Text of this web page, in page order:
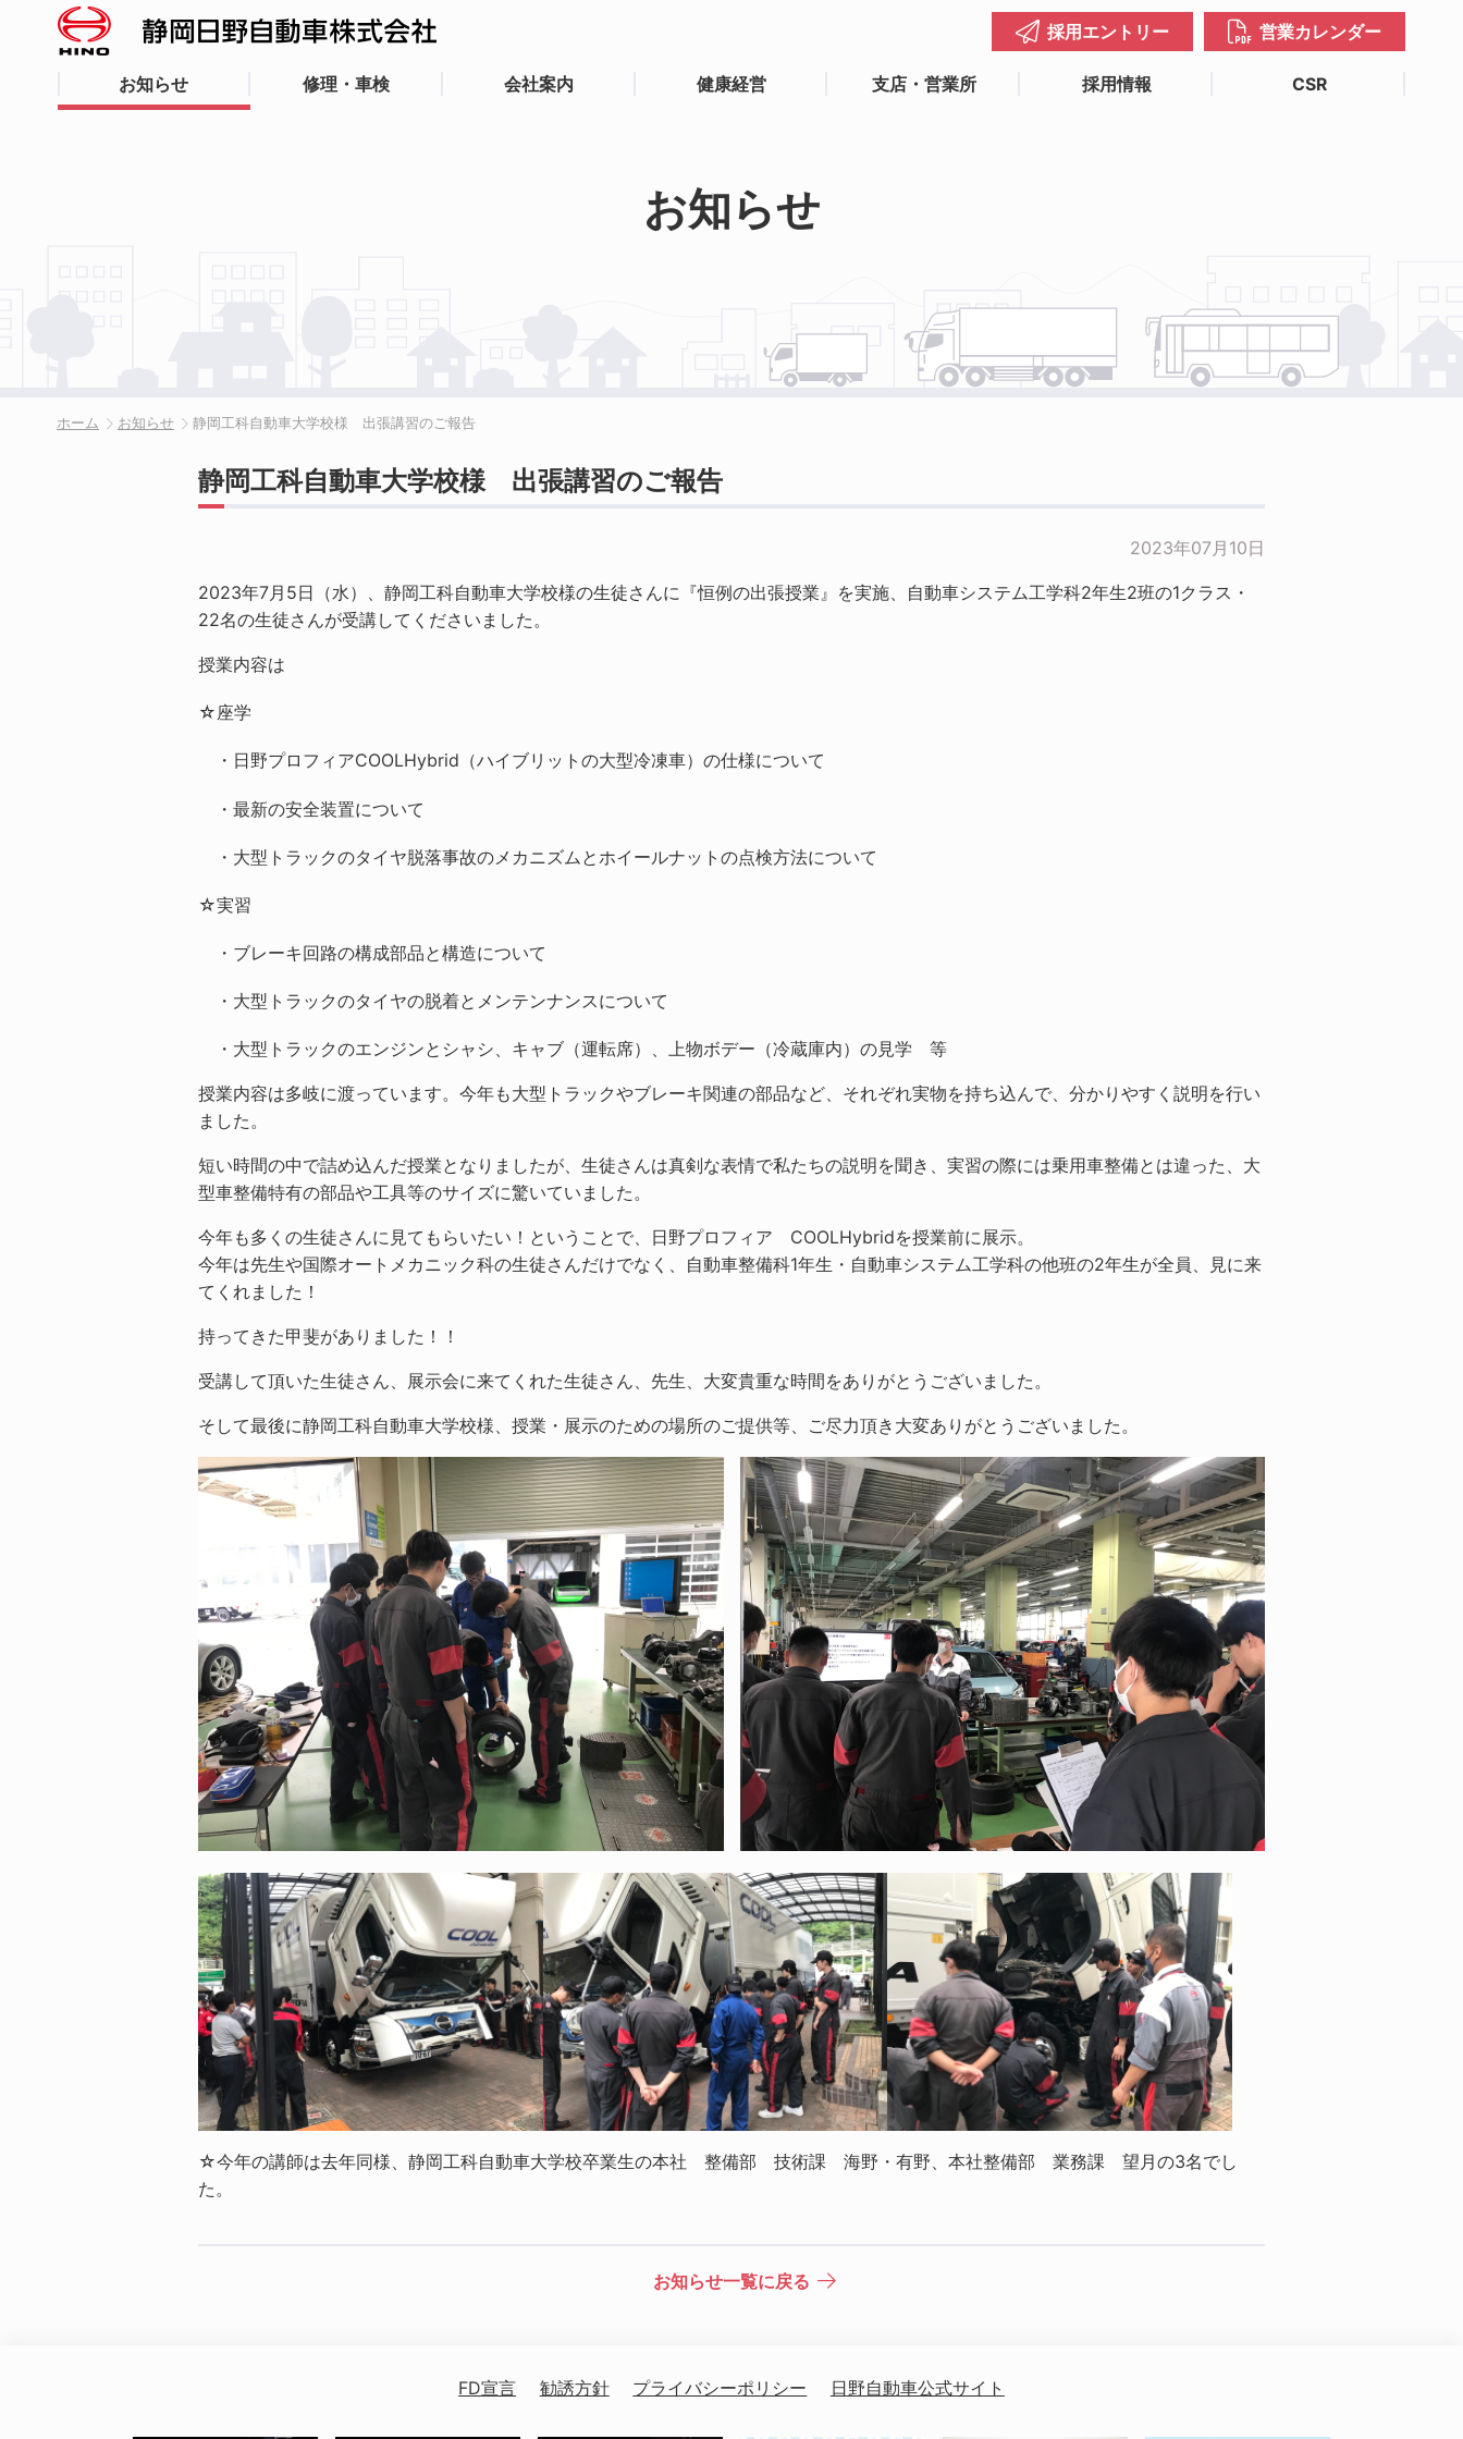
お知らせ 修理・車検 会社案内 健康経営 支店・営業所 採用情報 CSR
採用エントリー 営業カレンダー
お知らせ
ホーム お知らせ 静岡工科自動車大学校様 出張講習のご報告
静岡工科自動車大学校様 出張講習のご報告
2023年07月10日
2023年7月5日（水）、静岡工科自動車大学校様の生徒さんに『恒例の出張授業』を実施、自動車システム工学科2年生2班の1クラス・
22名の生徒さんが受講してくださいました。
授業内容は
☆座学
・日野プロフィアCOOLHybrid（ハイブリットの大型冷凍車）の仕様について
・最新の安全装置について
・大型トラックのタイヤ脱落事故のメカニズムとホイールナットの点検方法について
☆実習
・ブレーキ回路の構成部品と構造について
・大型トラックのタイヤの脱着とメンテンナンスについて
・大型トラックのエンジンとシャシ、キャブ（運転席）、上物ボデー（冷蔵庫内）の見学 等
授業内容は多岐に渡っています。今年も大型トラックやブレーキ関連の部品など、それぞれ実物を持ち込んで、分かりやすく説明を行い
ました。
短い時間の中で詰め込んだ授業となりましたが、生徒さんは真剣な表情で私たちの説明を聞き、実習の際には乗用車整備とは違った、大
型車整備特有の部品や工具等のサイズに驚いていました。
今年も多くの生徒さんに見てもらいたい！ということで、日野プロフィア COOLHybridを授業前に展示。
今年は先生や国際オートメカニック科の生徒さんだけでなく、自動車整備科1年生・自動車システム工学科の他班の2年生が全員、見に来
てくれました！
持ってきた甲斐がありました！！
受講して頂いた生徒さん、展示会に来てくれた生徒さん、先生、大変貴重な時間をありがとうございました。
そして最後に静岡工科自動車大学校様、授業・展示のための場所のご提供等、ご尽力頂き大変ありがとうございました。
☆今年の講師は去年同様、静岡工科自動車大学校卒業生の本社 整備部 技術課 海野・有野、本社整備部 業務課 望月の3名でし
た。
お知らせ一覧に戻る
FD宣言 勧誘方針 プライバシーポリシー 日野自動車公式サイト